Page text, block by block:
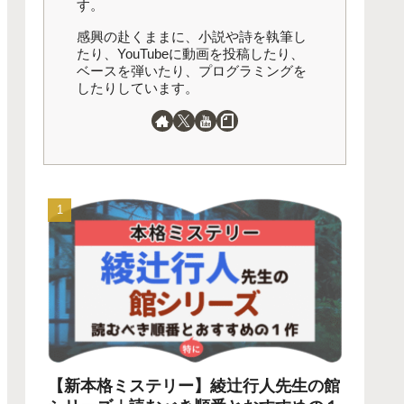
す。
感興の赴くままに、小説や詩を執筆し
たり、YouTubeに動画を投稿したり、
ベースを弾いたり、プログラミングを
したりしています。
【新本格ミステリー】綾辻行人先生の館